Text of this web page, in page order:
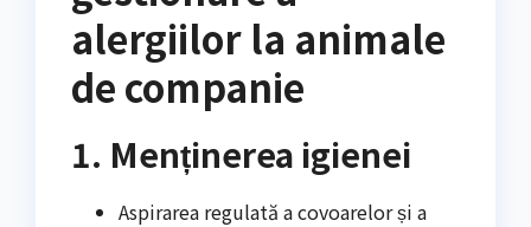
alergiilor la animale
de companie
1. Menținerea igienei
Aspirarea regulată a covoarelor și a